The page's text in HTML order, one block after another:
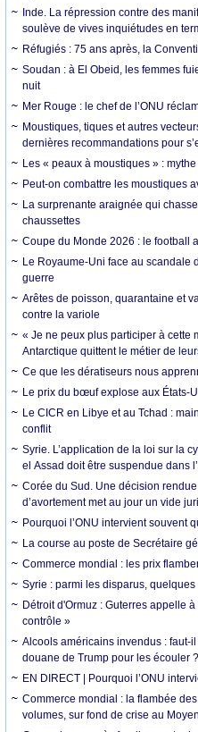
Inde. La répression contre des
soulève de vives inquiétudes en
Réfugiés : 75 ans après, la
Soudan : à El Obeid, les femmes
nuit
Mer Rouge : le chef de l’ONU
Moustiques, tiques et autres
dernières recommandations pour
Les « peaux à moustiques » :
Peut-on combattre les moustiques
La surprenante araignée qui
chaussettes
Coupe du Monde 2026 : le football
Le Royaume-Uni face au scandale
guerre
Arêtes de poisson, quarantaine et
contre la variole
« Je ne peux plus participer à cette
Antarctique quittent le métier de
Ce que les dératiseurs nous
Le prix du bœuf explose aux États-
Le CICR en Libye et au Tchad :
conflit
Syrie. L’application de la loi sur la
el Assad doit être suspendue dans
Corée du Sud. Une décision
d’avortement met au jour un vide
Pourquoi l’ONU intervient souvent
La course au poste de Secrétaire
Commerce mondial : les prix
Syrie : parmi les disparus, quelques
Détroit d'Ormuz : Guterres appelle
contrôle »
Alcools américains invendus : faut-
douane de Trump pour les écouler ?
EN DIRECT | Pourquoi l’ONU
Commerce mondial : la flambée
volumes, sur fond de crise au